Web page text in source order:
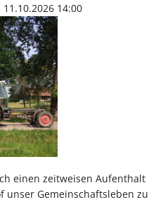
11.10.2026 14:00
einen zeitweisen Aufenthalt
unser Gemeinschaftsleben zu